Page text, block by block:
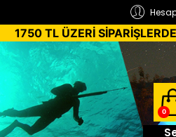
1750 TL ÜZERİ
0